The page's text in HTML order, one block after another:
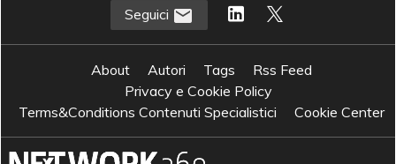
Seguici
About Autori Tags
Rss Feed
Privacy e Cookie Policy
Terms&Conditions Contenuti Specialistici
Cookie Center